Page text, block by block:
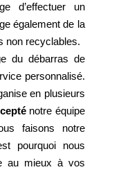
d’effectuer un
également de la
non recyclables.
du débarras de
personnalisé.
en plusieurs
notre équipe
faisons notre
pourquoi nous
au mieux à vos